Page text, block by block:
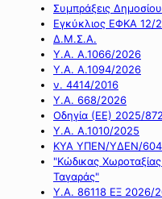
Συμπράξεις
Εγκύκλιος ΕΦΚΑ 12/
Δ.Μ.Σ.Α.
Υ.Α. Α.1066/2026
Υ.Α. Α.1094/2026
ν. 4414/2016
Y.A. 668/2026
Οδηγία (ΕΕ) 2025/872
Υ.Α. Α.1010/2025
ΚΥΑ ΥΠΕΝ/ΥΔΕΝ/
"Κώδικας
Ταγαράς"
Υ.Α. 86118 ΕΞ 2026/